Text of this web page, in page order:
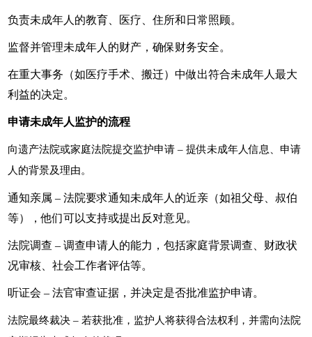
负责未成年人的教育、医疗、住所和日常照顾。
监督并管理未成年人的财产，确保财务安全。
在重大事务（如医疗手术、搬迁）中做出符合未成年人最大
利益的决定。
申请未成年人监护的流程
向遗产法院或家庭法院提交监护申请 – 提供未成年人信息、申请
人的背景及理由。
通知亲属 – 法院要求通知未成年人的近亲（如祖父母、叔伯
等），他们可以支持或提出反对意见。
法院调查 – 调查申请人的能力，包括家庭背景调查、财政状
况审核、社会工作者评估等。
听证会 – 法官审查证据，并决定是否批准监护申请。
法院最终裁决 – 若获批准，监护人将获得合法权利，并需向法院